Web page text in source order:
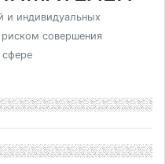
и индивидуальных
совершения
сфере